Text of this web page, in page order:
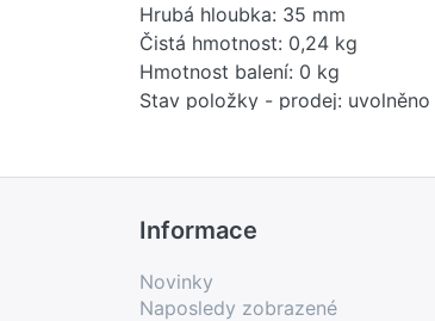
Hrubá hloubka: 35 mm
Čistá hmotnost: 0,24 kg
Hmotnost balení: 0 kg
Stav položky - prodej: uvolněno
Novinka: Ne
Prodejní program: Ano
Kód produktu: 84819000
Informace
Novinky
Naposledy zobrazené